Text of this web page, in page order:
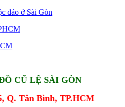
đáo ở Sài Gòn
CŨ LỆ SÀI GÒN
Q. Tân Bình, TP.HCM